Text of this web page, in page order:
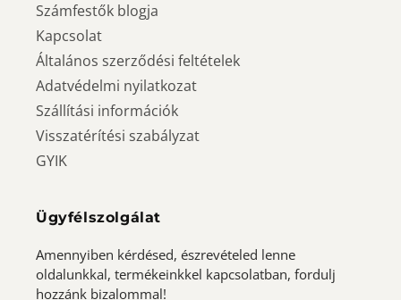
Számfestők blogja
Kapcsolat
Általános szerződési feltételek
Adatvédelmi nyilatkozat
Szállítási információk
Visszatérítési szabályzat
GYIK
Ügyfélszolgálat
Amennyiben kérdésed, észrevételed lenne
oldalunkkal, termékeinkkel kapcsolatban, fordulj
hozzánk bizalommal!